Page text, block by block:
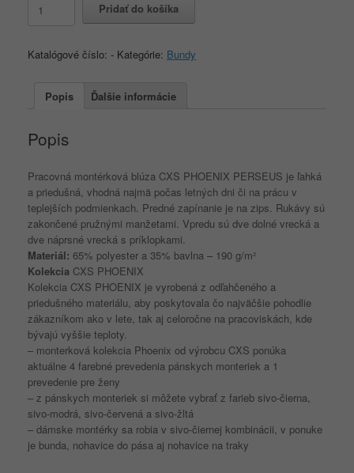
Montérková
PHOENIX
šedo-
modrá
Pridať do košíka
Katalógové číslo: - Kategórie: Bundy
Popis Ďalšie informácie
Popis
Pracovná montérková blúza CXS PHOENIX PERSEUS je ľahká
a priedušná, vhodná najmä počas letných dni či na prácu v
teplejších podmienkach. Predné zapínanie je na zips. Rukávy sú
zakončené pružnými manžetami. Vpredu sú dve dolné vrecká a
dve náprsné vrecká s príklopkami.
Materiál: 65% polyester a 35% bavlna – 190 g/m²
Kolekcia CXS PHOENIX
Kolekcia CXS PHOENIX je vyrobená z odľahčeného a
priedušného materiálu, aby poskytovala čo najväčšie pohodlie
zákazníkom ako v lete, tak aj celoročne na pracoviskách, kde
bývajú vyššie teploty.
– monterková kolekcia Phoenix od výrobcu CXS ponúka
aktuálne 4 farebné prevedenia pánskych monteriek a 1
prevedenie pre ženy
– z pánskych monteriek si môžete vybrať z farieb sivo-čierna,
sivo-modrá, sivo-červená a sivo-žltá
– dámske montérky sa robia v sivo-čiernej kombinácii, v ponuke
je bunda, nohavice do pása aj nohavice na traky